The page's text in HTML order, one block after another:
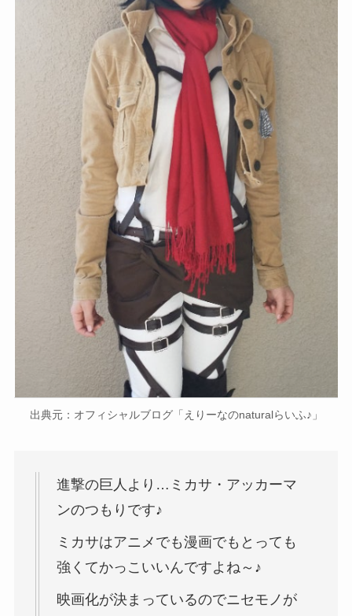
出典元：オフィシャルブログ「えりーなのnaturalらいふ♪」
進撃の巨人より…ミカサ・アッカーマ
ンのつもりです♪
ミカサはアニメでも漫画でもとっても
強くてかっこいいんですよね～♪
映画化が決まっているのでニセモノが